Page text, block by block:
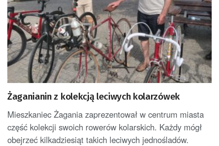
Żaganianin z kolekcją leciwych kolarzówek
Mieszkaniec Żagania zaprezentował w centrum miasta
część kolekcji swoich rowerów kolarskich. Każdy mógł
obejrzeć kilkadziesiąt takich leciwych jednośladów.